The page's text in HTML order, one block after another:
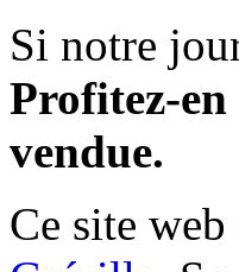
Si notre
Profitez-en
vendue.
Ce site web